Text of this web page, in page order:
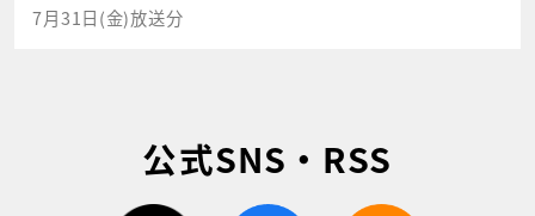
7月31日(金)放送分
公式SNS・RSS